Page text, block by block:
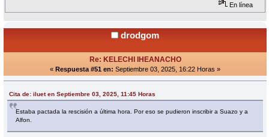
En línea
drodgom
Re: KELECHI IHEANACHO
« Respuesta #51 en: Septiembre 03, 2025, 16:22 Horas »
Cita de: iluet en Septiembre 03, 2025, 11:45 Horas
Estaba pactada la rescisión a última hora. Por eso se pudieron inscribir a Suazo y a
Alfon.